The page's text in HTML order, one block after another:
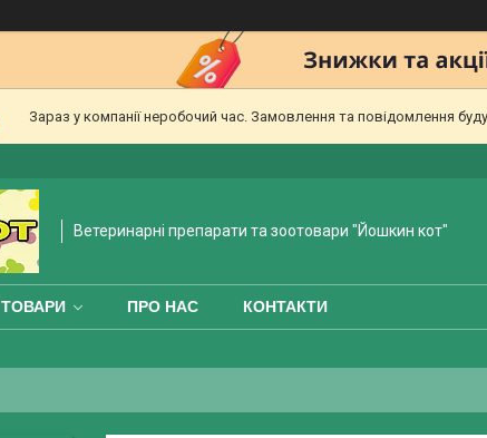
Зараз у компанії неробочий час. Замовлення та повідомлення
Ветеринарні препарати та зоотовари "Йошкин кот"
ТОВАРИ ПРО НАС КОНТАКТИ